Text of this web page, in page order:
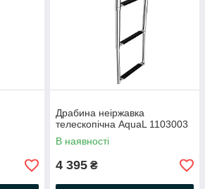
Драбина неіржавка
телескопічна AquaL 1103003
В наявності
4 395 ₴